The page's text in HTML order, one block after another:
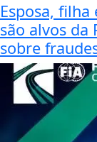
Esposa,
são alvos da
sobre